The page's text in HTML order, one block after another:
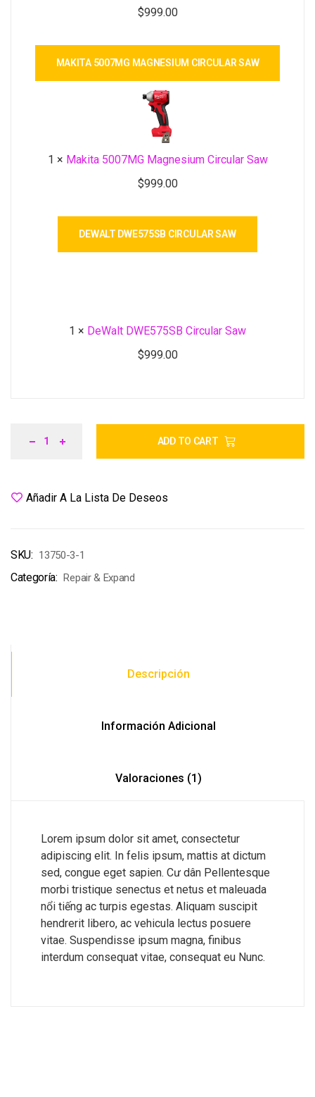
$999.00
MAKITA 5007MG MAGNESIUM CIRCULAR SAW
1 × Makita 5007MG Magnesium Circular Saw
$999.00
DEWALT DWE575SB CIRCULAR SAW
1 × DeWalt DWE575SB Circular Saw
$999.00
ADD TO CART
Añadir A La Lista De Deseos
SKU: 13750-3-1
Categoría: Repair & Expand
Descripción
Información Adicional
Valoraciones (1)
Lorem ipsum dolor sit amet, consectetur
adipiscing elit. In felis ipsum, mattis at dictum
sed, congue eget sapien. Cư dân Pellentesque
morbi tristique senectus et netus et maleuada
nổi tiếng ac turpis egestas. Aliquam suscipit
hendrerit libero, ac vehicula lectus posuere
vitae. Suspendisse ipsum magna, finibus
interdum consequat vitae, consequat eu Nunc.